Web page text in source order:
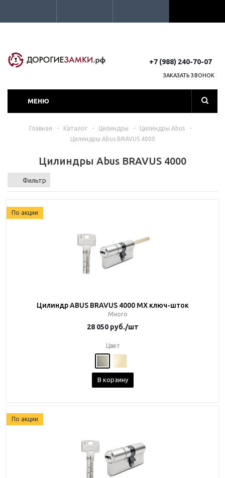
+7 (988) 240-70-07
ЗАКАЗАТЬ ЗВОНОК
МЕНЮ
Главная - Каталог - Цилиндры - Цилиндры Abus
-
Цилиндры Abus BRAVUS 4000
Цилиндры Abus BRAVUS 4000
Фильтр
По акции
Цилиндр ABUS BRAVUS 4000 MX ключ-шток
Много
28 050 руб./шт
Цвет
В корзину
По акции